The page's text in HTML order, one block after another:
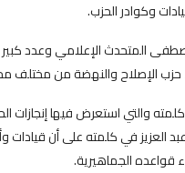
المتحدث الإعلامي وعدد كبير
حزب الإصلاح والنهضة من مختلف
والتي استعرض فيها إنجازات
العزيز في كلمته على أن
قواعده الجماهيرية.